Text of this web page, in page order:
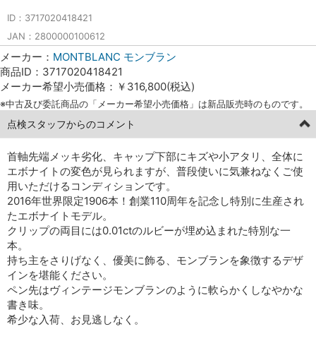
ID：3717020418421
JAN：2800000100612
メーカー： MONTBLANC モンブラン
商品ID：3717020418421
メーカー希望小売価格：￥316,800(税込)
※中古及び委託商品の「メーカー希望小売価格」は新品販売時のものです。
点検スタッフからのコメント
首軸先端メッキ劣化、キャップ下部にキズや小アタリ、全体に
エボナイトの変色が見られますが、普段使いに気兼ねなくご使
用いただけるコンディションです。
2016年世界限定1906本！創業110周年を記念し特別に生産され
たエボナイトモデル。
クリップの両目には0.01ctのルビーが埋め込まれた特別な一
本。
持ち主をさりげなく、優美に飾る、モンブランを象徴するデザ
インを堪能ください。
ペン先はヴィンテージモンブランのように軟らかくしなやかな
書き味。
希少な入荷、お見逃しなく。